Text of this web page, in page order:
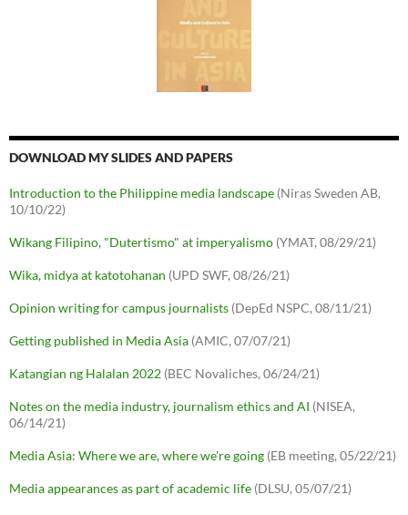
DOWNLOAD MY SLIDES AND PAPERS
Introduction to the Philippine media landscape (Niras Sweden AB,
10/10/22)
Wikang Filipino, "Dutertismo" at imperyalismo (YMAT, 08/29/21)
Wika, midya at katotohanan (UPD SWF, 08/26/21)
Opinion writing for campus journalists (DepEd NSPC, 08/11/21)
Getting published in Media Asia (AMIC, 07/07/21)
Katangian ng Halalan 2022 (BEC Novaliches, 06/24/21)
Notes on the media industry, journalism ethics and AI (NISEA,
06/14/21)
Media Asia: Where we are, where we're going (EB meeting, 05/22/21)
Media appearances as part of academic life (DLSU, 05/07/21)